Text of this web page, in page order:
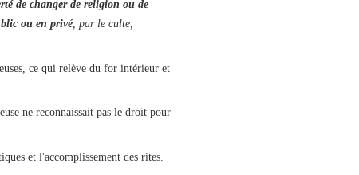
de changer de religion ou de
ou en privé, par le culte,
ce qui relève du for intérieur et
ne reconnaissait pas le droit pour
et l'accomplissement des rites.